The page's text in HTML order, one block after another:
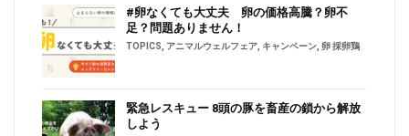
#卵なくても大丈夫 卵の価格高騰？卵不
足？問題ありません！
TOPICS アニマルウェルフェア キャンペーン 卵 採卵鶏
緊急レスキュー 8頭の豚を畜産の鎖から解放
しよう